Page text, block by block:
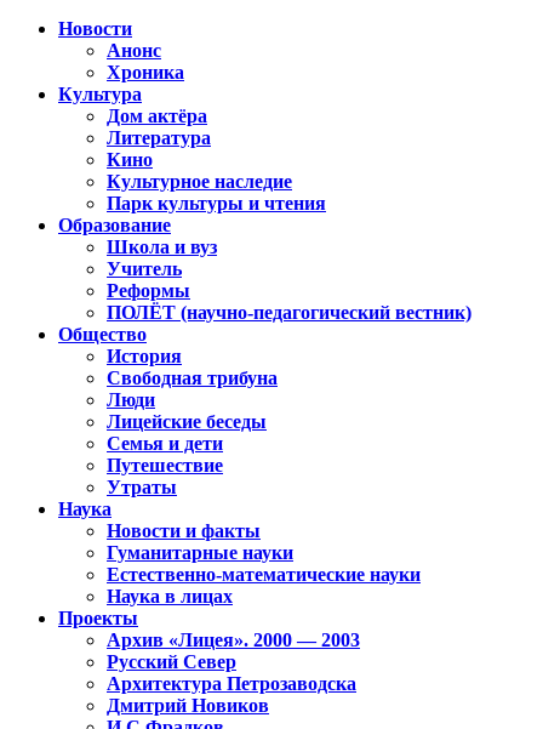
Новости
Анонс
Хроника
Культура
Дом актёра
Литература
Кино
Культурное наследие
Парк культуры и чтения
Образование
Школа и вуз
Учитель
Реформы
ПОЛЁТ (научно-педагогический вестник)
Общество
История
Свободная трибуна
Люди
Лицейские беседы
Семья и дети
Путешествие
Утраты
Наука
Новости и факты
Гуманитарные науки
Естественно-математические науки
Наука в лицах
Проекты
Архив «Лицея». 2000 — 2003
Русский Север
Архитектура Петрозаводска
Дмитрий Новиков